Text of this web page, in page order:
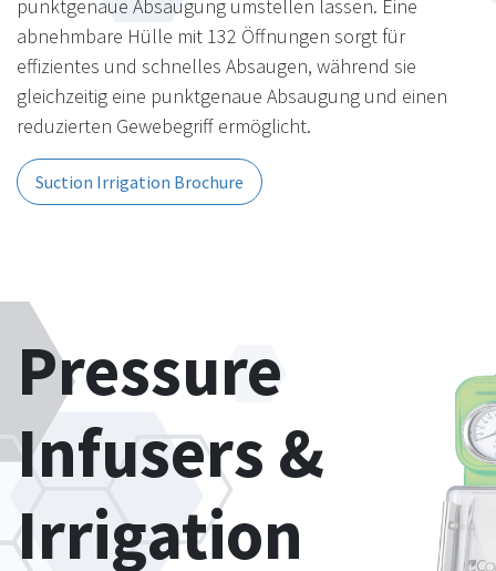
punktgenaue Absaugung umstellen lassen. Eine
abnehmbare Hülle mit 132 Öffnungen sorgt für
effizientes und schnelles Absaugen, während sie
gleichzeitig eine punktgenaue Absaugung und einen
reduzierten Gewebegriff ermöglicht.
Suction Irrigation Brochure
Pressure
Infusers &
Irrigation